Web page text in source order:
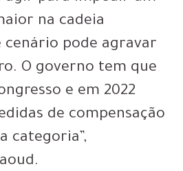
na cadeia
cenário pode agravar
O governo tem que
e em 2022
de compensação
categoria”,